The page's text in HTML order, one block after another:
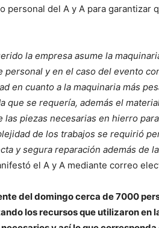
personal del A y A para garantizar
la empresa asume la
y en el caso del evento
en cuanto a la maquinaria más
que se requería, además el
piezas necesarias en hierro
de los trabajos se requirió
y segura reparación además de
el A y A mediante correo
del domingo cerca de 7000
los recursos que utilizaron en